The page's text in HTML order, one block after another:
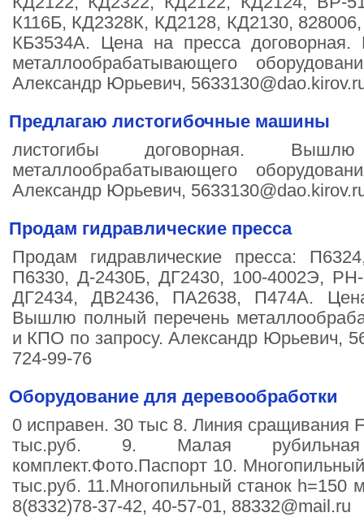
К116Б, КД2328К, КД2128, КД2130,
КБ3534А. Цена на пресса
металлообрабатывающего
Александр Юрьевич,
Предлагаю листогибочные машины
листогибы договорная.
металлообрабатывающего
Александр Юрьевич,
Продам гидравлические пресса
Продам гидравлические пресса:
П6330, Д-2430Б, ДГ2430, 100-4002Э,
ДГ2434, ДВ2436, ПА2638, П474А.
Вышлю полный перечень
и КПО по запросу. Александр Юрьевич,
724-99-76
Оборудование для деревообработки
0 исправен. 30 тыс 8. Линия сращивания
тыс.руб. 9. Малая
комплект.Фото.Паспорт 10.
тыс.руб. 11.Многопильный станок
8(8332)78-37-42, 40-57-01, 88332@mail.ru